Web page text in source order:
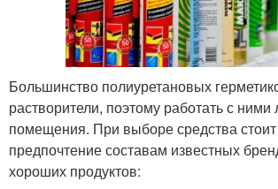
Большинство полиуретановых
растворители, поэтому работать с
помещения. При выборе средства стоит
предпочтение составам известных
хороших продуктов: